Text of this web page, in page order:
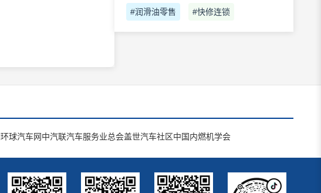
#润滑油零售 #快修连锁
环球汽车网中汽联汽车服务业总会盖世汽车社区中国内燃机学会